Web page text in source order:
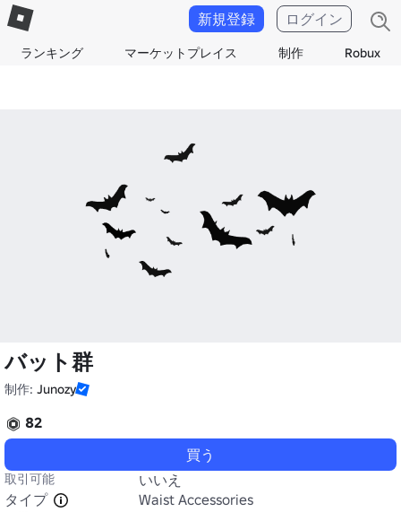
ランキング マーケットプレイス 制作 Robux
新規登録 ログイン
バット群
制作: Junozy
82
買う
取引可能
いいえ
タイプ
Waist Accessories